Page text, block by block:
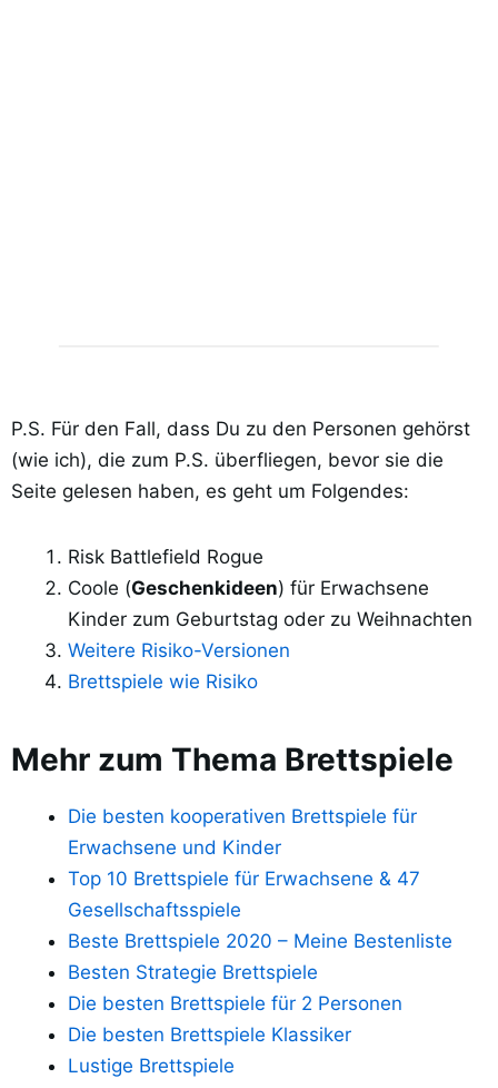
P.S. Für den Fall, dass Du zu den Personen gehörst
(wie ich), die zum P.S. überfliegen, bevor sie die
Seite gelesen haben, es geht um Folgendes:
Risk Battlefield Rogue
Coole (Geschenkideen) für Erwachsene
Kinder zum Geburtstag oder zu Weihnachten
Weitere Risiko-Versionen
Brettspiele wie Risiko
Mehr zum Thema Brettspiele
Die besten kooperativen Brettspiele für
Erwachsene und Kinder
Top 10 Brettspiele für Erwachsene & 47
Gesellschaftsspiele
Beste Brettspiele 2020 – Meine Bestenliste
Besten Strategie Brettspiele
Die besten Brettspiele für 2 Personen
Die besten Brettspiele Klassiker
Lustige Brettspiele